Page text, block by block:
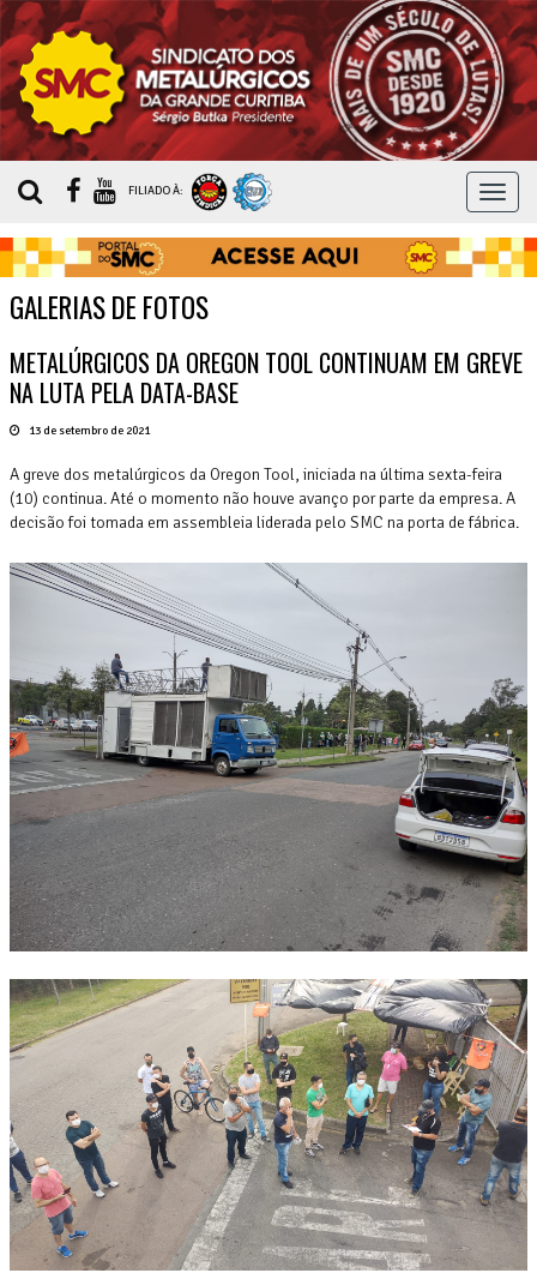
MENU
FILIADO À:
GALERIAS DE FOTOS
METALÚRGICOS DA OREGON TOOL CONTINUAM EM GREVE
NA LUTA PELA DATA-BASE
13 de setembro de 2021
A greve dos metalúrgicos da Oregon Tool, iniciada na última sexta-feira
(10) continua. Até o momento não houve avanço por parte da empresa. A
decisão foi tomada em assembleia liderada pelo SMC na porta de fábrica.